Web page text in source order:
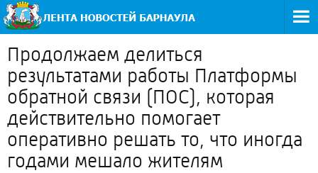
Продолжаем делиться
результатами работы Платформы
обратной связи (ПОС), которая
действительно помогает
оперативно решать то, что иногда
годами мешало жителям